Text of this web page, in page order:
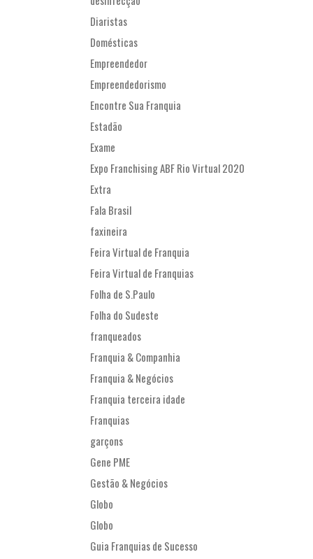
Diaristas
Domésticas
Empreendedor
Empreendedorismo
Encontre Sua Franquia
Estadão
Exame
Expo Franchising ABF Rio Virtual 2020
Extra
Fala Brasil
faxineira
Feira Virtual de Franquia
Feira Virtual de Franquias
Folha de S.Paulo
Folha do Sudeste
franqueados
Franquia & Companhia
Franquia & Negócios
Franquia terceira idade
Franquias
garçons
Gene PME
Gestão & Negócios
Globo
Globo
Guia Franquias de Sucesso